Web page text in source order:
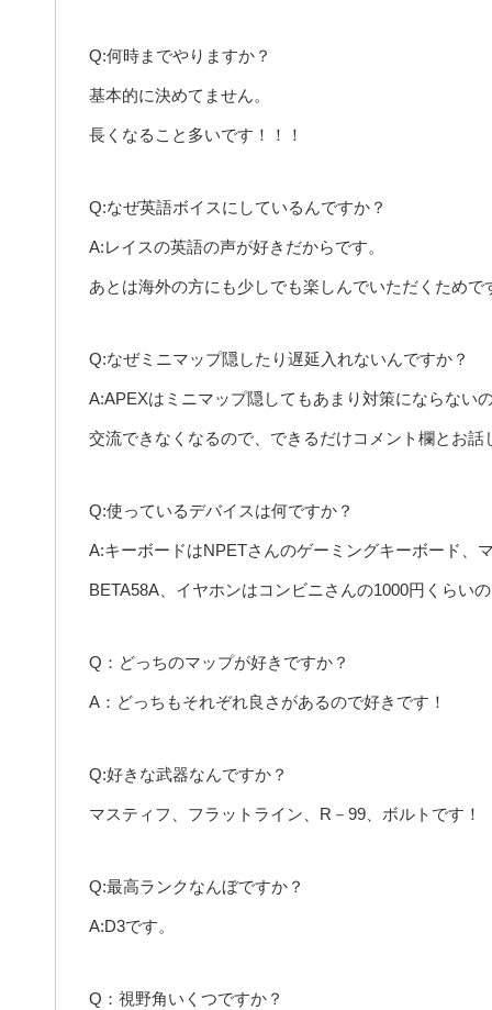
Q:何時までやりますか？
基本的に決めてません。
長くなること多いです！！！
Q:なぜ英語ボイスにしているんですか？
A:レイスの英語の声が好きだからです。
あとは海外の方にも少しでも楽しんでいただくためで
Q:なぜミニマップ隠したり遅延入れないんですか？
A:APEXはミニマップ隠してもあまり対策にならない
交流できなくなるので、できるだけコメント欄とお
Q:使っているデバイスは何ですか？
A:キーボードはNPETさんのゲーミングキーボード、
BETA58A、イヤホンはコンビニさんの1000円くらい
Q：どっちのマップが好きですか？
A：どっちもそれぞれ良さがあるので好きです！
Q:好きな武器なんですか？
マスティフ、フラットライン、R－99、ボルトです！
Q:最高ランクなんぼですか？
A:D3です。
Q：視野角いくつですか？